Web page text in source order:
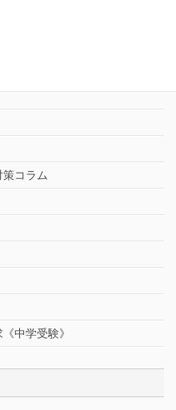
コラム
中学受験》